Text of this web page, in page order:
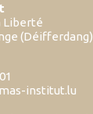
Liberté
(Déifferdang)
institut.lu